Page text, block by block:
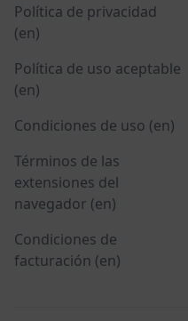
Política de privacidad
(en)
Política de uso aceptable
(en)
Condiciones de uso (en)
Términos de las
extensiones del
navegador (en)
Condiciones de
facturación (en)